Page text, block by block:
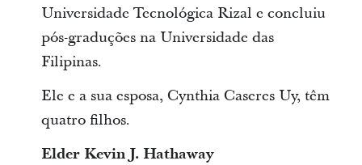
Universidade Tecnológica Rizal e concluiu
pós-graduções na Universidade das
Filipinas.
Ele e a sua esposa, Cynthia Caseres Uy, têm
quatro filhos.
Elder Kevin J. Hathaway